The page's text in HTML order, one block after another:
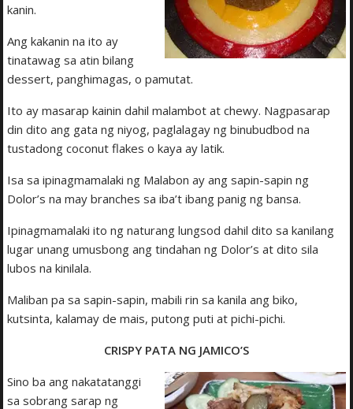
kanin.
Ang kakanin na ito ay
tinatawag sa atin bilang
dessert, panghimagas, o pamutat.
Ito ay masarap kainin dahil malambot at chewy. Nagpasarap
din dito ang gata ng niyog, paglalagay ng binubudbod na
tustadong coconut flakes o kaya ay latik.
Isa sa ipinagmamalaki ng Malabon ay ang sapin-sapin ng
Dolor’s na may branches sa iba’t ibang panig ng bansa.
Ipinagmamalaki ito ng naturang lungsod dahil dito sa kanilang
lugar unang umusbong ang tindahan ng Dolor’s at dito sila
lubos na kinilala.
Maliban pa sa sapin-sapin, mabili rin sa kanila ang biko,
kutsinta, kalamay de mais, putong puti at pichi-pichi.
CRISPY PATA NG JAMICO’S
Sino ba ang nakatatanggi
sa sobrang sarap ng